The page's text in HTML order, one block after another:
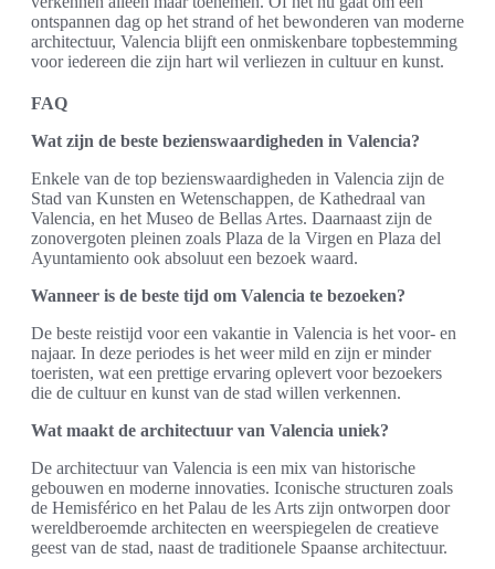
ontspannen dag op het strand of het bewonderen van moderne
architectuur, Valencia blijft een onmiskenbare topbestemming
voor iedereen die zijn hart wil verliezen in cultuur en kunst.
FAQ
Wat zijn de beste bezienswaardigheden in Valencia?
Enkele van de top bezienswaardigheden in Valencia zijn de
Stad van Kunsten en Wetenschappen, de Kathedraal van
Valencia, en het Museo de Bellas Artes. Daarnaast zijn de
zonovergoten pleinen zoals Plaza de la Virgen en Plaza del
Ayuntamiento ook absoluut een bezoek waard.
Wanneer is de beste tijd om Valencia te bezoeken?
De beste reistijd voor een vakantie in Valencia is het voor- en
najaar. In deze periodes is het weer mild en zijn er minder
toeristen, wat een prettige ervaring oplevert voor bezoekers
die de cultuur en kunst van de stad willen verkennen.
Wat maakt de architectuur van Valencia uniek?
De architectuur van Valencia is een mix van historische
gebouwen en moderne innovaties. Iconische structuren zoals
de Hemisférico en het Palau de les Arts zijn ontworpen door
wereldberoemde architecten en weerspiegelen de creatieve
geest van de stad, naast de traditionele Spaanse architectuur.